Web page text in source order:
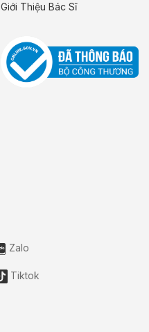
Giới Thiệu Bác Sĩ
Zalo
Tiktok